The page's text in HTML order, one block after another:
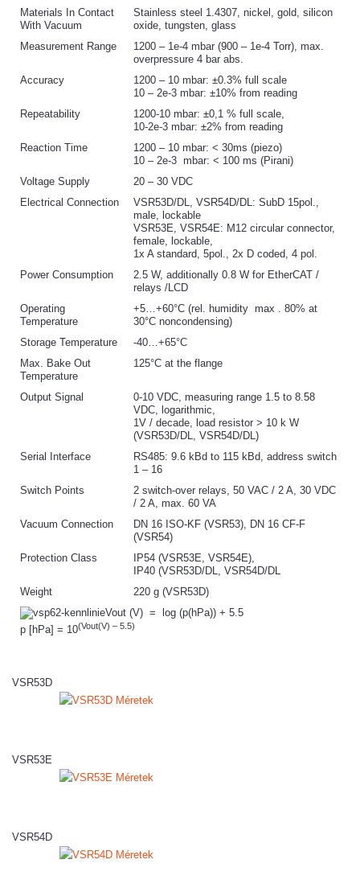
Materials In Contact
With Vacuum
Stainless steel 1.4307, nickel, gold, silicon
oxide, tungsten, glass
Measurement Range
1200 – 1e-4 mbar (900 – 1e-4 Torr), max.
overpressure 4 bar abs.
Accuracy
1200 – 10 mbar: ±0.3% full scale
10 – 2e-3 mbar: ±10% from reading
Repeatability
1200-10 mbar: ±0,1 % full scale,
10-2e-3 mbar: ±2% from reading
Reaction Time
1200 – 10 mbar: < 30ms (piezo)
10 – 2e-3 mbar: < 100 ms (Pirani)
Voltage Supply
20 – 30 VDC
Electrical Connection
VSR53D/DL, VSR54D/DL: SubD 15pol.,
male, lockable
VSR53E, VSR54E: M12 circular connector,
female, lockable,
1x A standard, 5pol., 2x D coded, 4 pol.
Power Consumption
2.5 W, additionally 0.8 W for EtherCAT /
relays /LCD
Operating
Temperature
+5…+60°C (rel. humidity max . 80% at
30°C noncondensing)
Storage Temperature
-40…+65°C
Max. Bake Out
Temperature
125°C at the flange
Output Signal
0-10 VDC, measuring range 1.5 to 8.58
VDC, logarithmic,
1V / decade, load resistor > 10 k W
(VSR53D/DL, VSR54D/DL)
Serial Interface
RS485: 9.6 kBd to 115 kBd, address switch
1 – 16
Switch Points
2 switch-over relays, 50 VAC / 2 A, 30 VDC
/ 2 A, max. 60 VA
Vacuum Connection
DN 16 ISO-KF (VSR53), DN 16 CF-F
(VSR54)
Protection Class
IP54 (VSR53E, VSR54E),
IP40 (VSR53D/DL, VSR54D/DL
Weight
220 g (VSR53D)
Vout (V) = log (p(hPa)) + 5.5
p [hPa] = 10(Vout(V) – 5.5)
VSR53D
VSR53E
VSR54D